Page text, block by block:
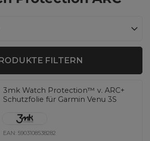
FILTERN
3mk Watch Protection™ v. ARC+
Schutzfolie für Garmin Venu 3S
EAN: 5903108538282